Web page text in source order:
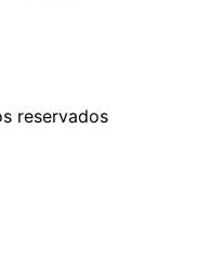
reservados